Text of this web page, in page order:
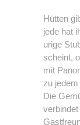
Hütten
jede hat
urige
scheint,
mit
zu
Die